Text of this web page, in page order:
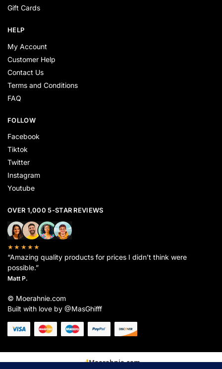
Gift Cards
HELP
My Account
Customer Help
Contact Us
Terms and Conditions
FAQ
FOLLOW
Facebook
Tiktok
Twitter
Instagram
Youtube
OVER 1,000 5-STAR REVIEWS
★★★★★
“Amazing quality products for prices I didn’t think were
possible.”
Matt P.
© Moerahnie.com
Built with love by @MasGhifff
Moerahnie.com